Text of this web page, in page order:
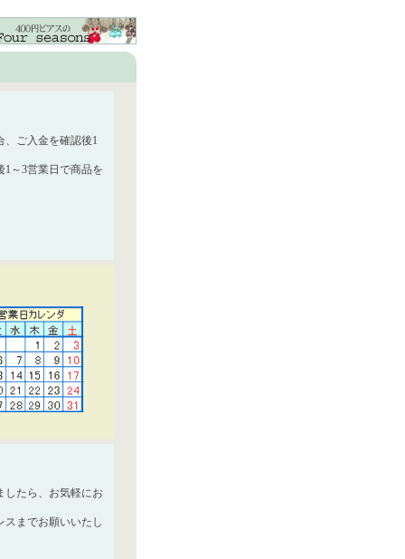
、ご入金を確認後1
～3営業日で商品を
したら、お気軽にお
スまでお願いいたし